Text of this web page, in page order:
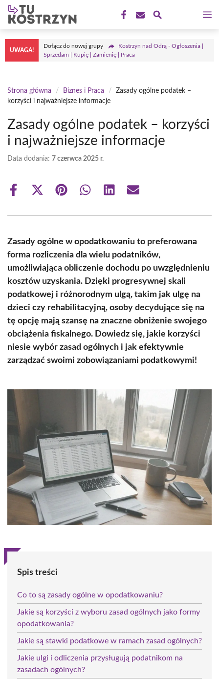
Przejdź
treści
UWAGA!
Dołącz do nowej grupy
Kostrzyn nad Odrą - Ogłoszenia |
Sprzedam | Kupię | Zamienię | Praca
Strona główna / Biznes i Praca /
Zasady ogólne podatek –
korzyści i najważniejsze informacje
Zasady ogólne podatek – korzyści
i najważniejsze informacje
Data dodania: 7 czerwca 2025 r.
Share
Share
(Twitter)
Share Share Share Share
Zasady ogólne w opodatkowaniu to preferowana
forma rozliczenia dla wielu podatników,
umożliwiająca obliczenie dochodu po uwzględnieniu
kosztów uzyskania. Dzięki progresywnej skali
podatkowej i różnorodnym ulgą, takim jak ulgę na
dzieci czy rehabilitacyjną, osoby decydujące się na
tę opcję mają szansę na znaczne obniżenie swojego
obciążenia fiskalnego. Dowiedz się, jakie korzyści
niesie wybór zasad ogólnych i jak efektywnie
zarządzać swoimi zobowiązaniami podatkowymi!
Spis treści
Co to są zasady ogólne w opodatkowaniu?
Jakie są korzyści z wyboru zasad ogólnych jako formy
opodatkowania?
Jakie są stawki podatkowe w ramach zasad ogólnych?
Jakie ulgi i odliczenia przysługują podatnikom na
zasadach ogólnych?